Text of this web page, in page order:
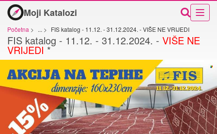
Moji Katalozi
Početna > ... > FIS katalog - 11.12. - 31.12.2024. - VIŠE NE VRIJEDI
FIS katalog - 11.12. - 31.12.2024. - VIŠE NE
VRIJEDI *